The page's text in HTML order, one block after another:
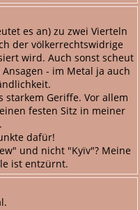
es an) zu zwei Vierteln
der völkerrechtswidrige
wird. Auch sonst scheut
- im Metal ja auch
starkem Geriffe. Vor allem
festen Sitz in meiner
dafür!
und nicht "Kyïv"? Meine
ist entzürnt.